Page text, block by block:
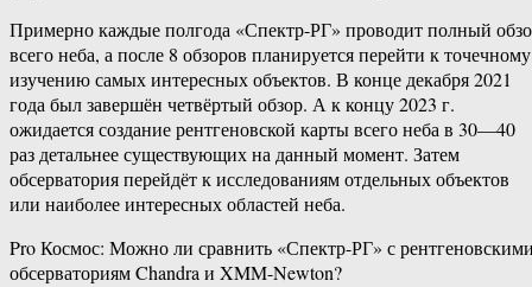
Примерно каждые полгода «Спектр-РГ» проводит полный
всего неба, а после 8 обзоров планируется перейти к точечному
изучению самых интересных объектов. В конце декабря 2021
года был завершён четвёртый обзор. А к концу 2023 г.
ожидается создание рентгеновской карты всего неба в 30—40
раз детальнее существующих на данный момент. Затем
обсерватория перейдёт к исследованиям отдельных объектов
или наиболее интересных областей неба.
Pro Космос: Можно ли сравнить «Спектр-РГ» с
обсерваториям Chandra и XMM-Newton?